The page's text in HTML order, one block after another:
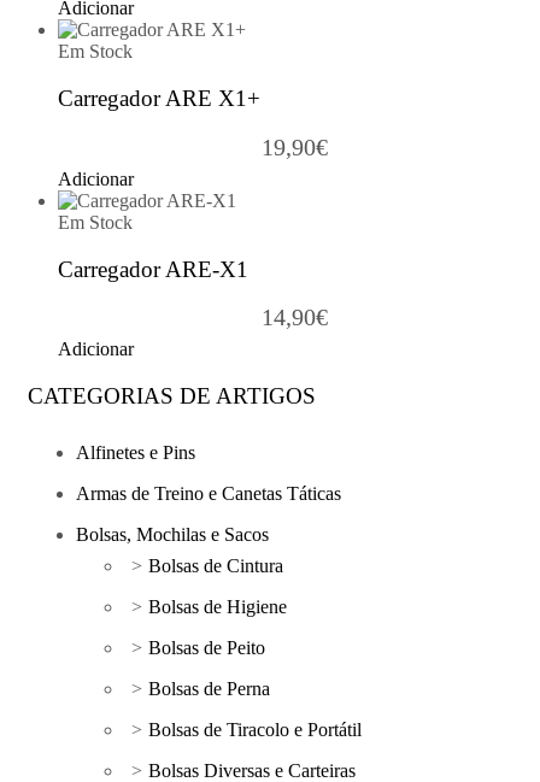
Adicionar
Em Stock
Carregador ARE X1+
19,90€
Adicionar
Em Stock
Carregador ARE-X1
14,90€
Adicionar
CATEGORIAS DE ARTIGOS
Alfinetes e Pins
Armas de Treino e Canetas Táticas
Bolsas, Mochilas e Sacos
Bolsas de Cintura
Bolsas de Higiene
Bolsas de Peito
Bolsas de Perna
Bolsas de Tiracolo e Portátil
Bolsas Diversas e Carteiras